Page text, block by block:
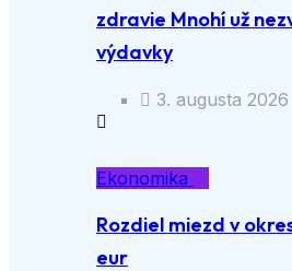
zdravie Mnohí už
výdavky
3. augusta 2026
Ekonomika
Rozdiel miezd v
eur